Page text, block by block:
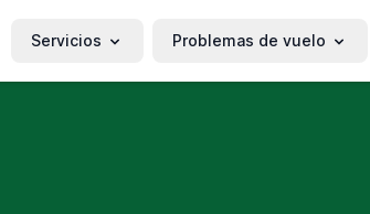
Servicios Problemas de vuelo